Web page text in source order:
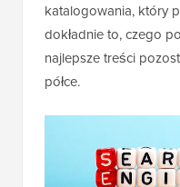
katalogowania, który
dokładnie to, czego
najlepsze treści
półce.